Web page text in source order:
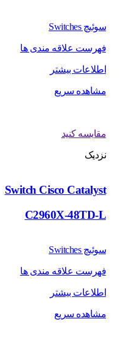
سوئیچ Switches
فهرست علاقه مندی ها
اطلاعات بیشتر
مشاهده سریع
مقایسه کنید
نزدیک
Switch Cisco Catalyst
C2960X-48TD-L
سوئیچ Switches
فهرست علاقه مندی ها
اطلاعات بیشتر
مشاهده سریع